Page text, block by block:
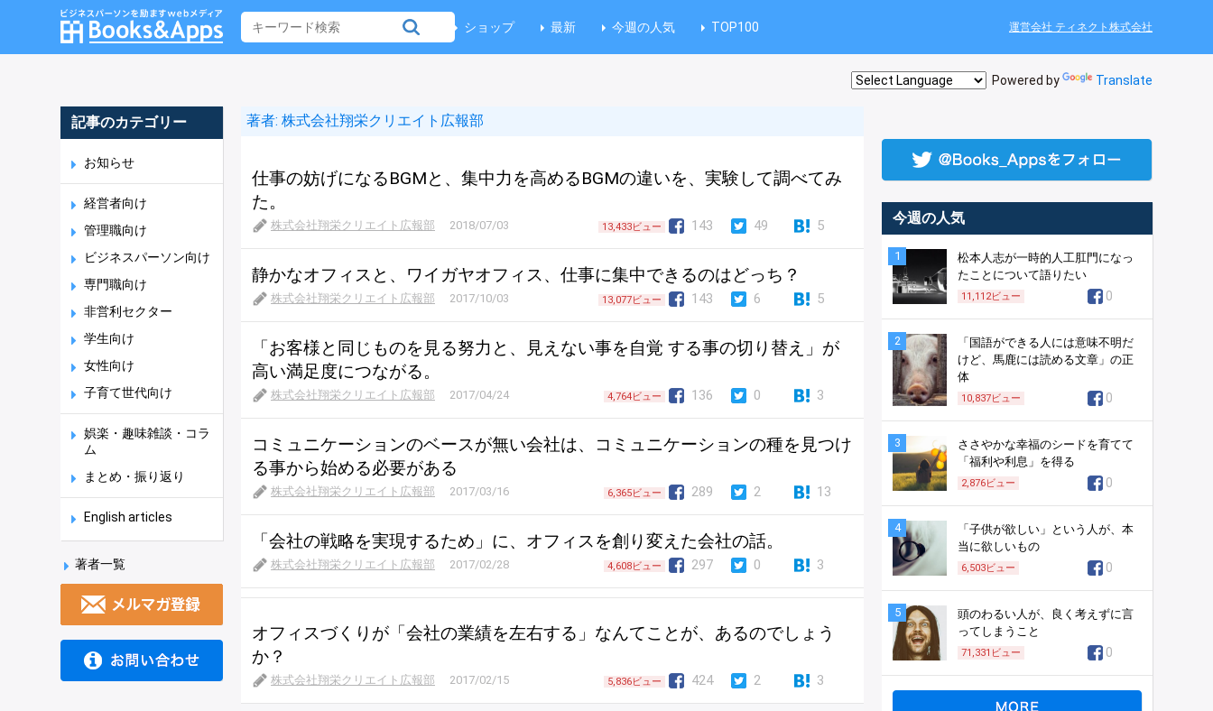
ショップ 最新 今週の人気 TOP100 運営会社 ティネクト株式会社
Powered by Translate
記事のカテゴリー
お知らせ
経営者向け
管理職向け
ビジネスパーソン向け
専門職向け
非営利セクター
学生向け
女性向け
子育て世代向け
娯楽・趣味雑談・コラ
ム
まとめ・振り返り
English articles
著者一覧
著者: 株式会社翔栄クリエイト広報部
仕事の妨げになるBGMと、集中力を高めるBGMの違いを、実験して調べてみ
た。
株式会社翔栄クリエイト広報部 2018/07/03 13,433ビュー 143 49 5
静かなオフィスと、ワイガヤオフィス、仕事に集中できるのはどっち？
株式会社翔栄クリエイト広報部 2017/10/03 13,077ビュー 143 6 5
「お客様と同じものを見る努力と、見えない事を自覚 する事の切り替え」が
高い満足度につながる。
株式会社翔栄クリエイト広報部 2017/04/24 4,764ビュー 136 0 3
コミュニケーションのベースが無い会社は、コミュニケーションの種を見つけ
る事から始める必要がある
株式会社翔栄クリエイト広報部 2017/03/16 6,365ビュー 289 2 13
「会社の戦略を実現するため」に、オフィスを創り変えた会社の話。
株式会社翔栄クリエイト広報部 2017/02/28 4,608ビュー 297 0 3
オフィスづくりが「会社の業績を左右する」なんてことが、あるのでしょう
か？
株式会社翔栄クリエイト広報部 2017/02/15 5,836ビュー 424 2 3
今週の人気
1
松本人志が一時的人工肛門になっ
たことについて語りたい
11,112ビュー 0
2
「国語ができる人には意味不明だ
けど、馬鹿には読める文章」の正
体
10,837ビュー 0
3
ささやかな幸福のシードを育てて
「福利や利息」を得る
2,876ビュー 0
4
「子供が欲しい」という人が、本
当に欲しいもの
6,503ビュー 0
5
頭のわるい人が、良く考えずに言
ってしまうこと
71,331 ビュー 0